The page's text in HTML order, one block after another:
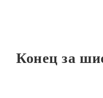
Конец за